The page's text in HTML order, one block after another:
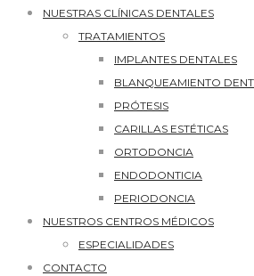
NUESTRAS CLÍNICAS DENTALES
TRATAMIENTOS
IMPLANTES DENTALES
BLANQUEAMIENTO
PRÓTESIS
CARILLAS ESTÉTICAS
ORTODONCIA
ENDODONTICIA
PERIODONCIA
NUESTROS CENTROS MÉDICOS
ESPECIALIDADES
CONTACTO